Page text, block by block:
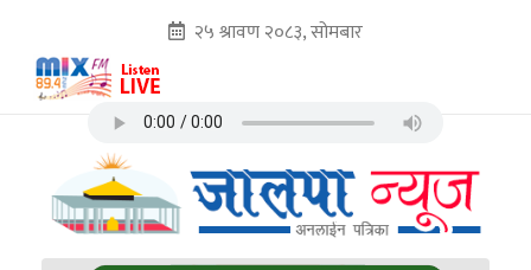
२५ श्रावण २०८३, सोमबार